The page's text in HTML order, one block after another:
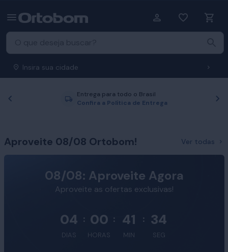
Insira sua cidade
Entrega para todo o Brasil
Confira a Política de Entrega
Anterior
Aproveite 08/08 Ortobom! Ver todas
08/08: Aproveite Agora
Aproveite as ofertas exclusivas!
04
DIAS
: 00
HORAS
: 41
MIN
: 33
SEG